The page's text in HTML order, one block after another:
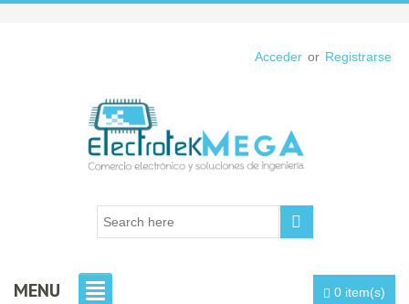
Acceder or Registrarse
MENU 0 item(s)